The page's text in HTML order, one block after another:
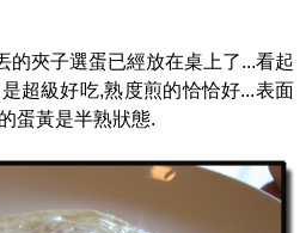
的夾子選蛋已經放在桌上了...看起
超級好吃,熟度煎的恰恰好...表面
蛋黃是半熟狀態.